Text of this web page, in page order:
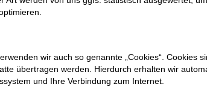
wir auch so genannte „Cookies“. Cookies
übertragen werden. Hierdurch erhalten wir
und Ihre Verbindung zum Internet.